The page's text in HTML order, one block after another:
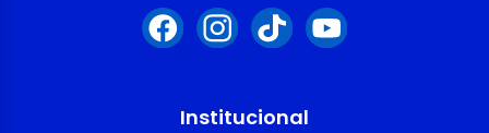
Institucional